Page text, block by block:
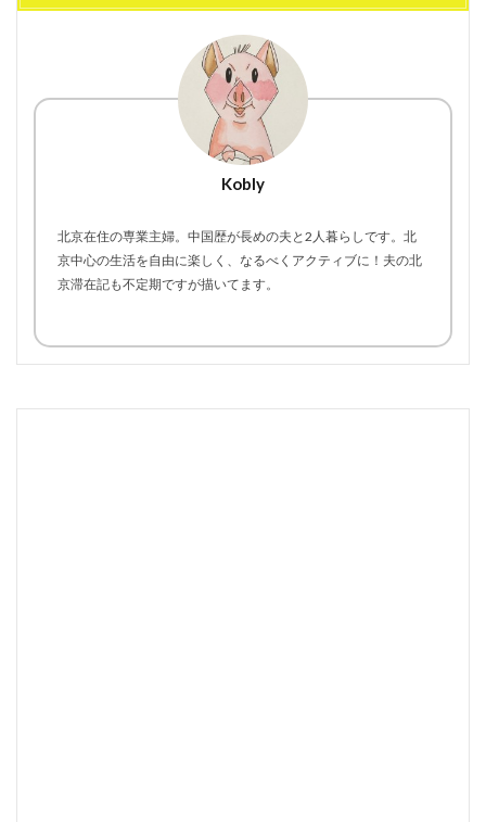
Kobly
北京在住の専業主婦。中国歴が長めの夫と2人暮らしです。北
京中心の生活を自由に楽しく、なるべくアクティブに！夫の北
京滞在記も不定期ですが描いてます。